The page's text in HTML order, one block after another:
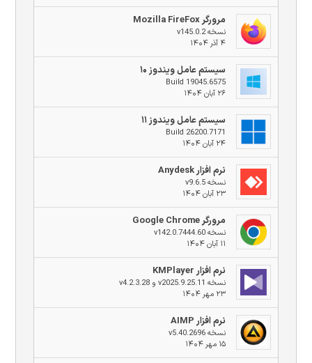
مرورگر Mozilla FireFox
نسخه v145.0.2
۴ آذر ۱۴۰۴
سیستم عامل ویندوز ۱۰
Build 19045.6575
۲۶ آبان ۱۴۰۴
سیستم عامل ویندوز ۱۱
Build 26200.7171
۲۴ آبان ۱۴۰۴
نرم افزار Anydesk
نسخه v9.6.5
۲۳ آبان ۱۴۰۴
مرورگر Google Chrome
نسخه v142.0.7444.60
۱۱ آبان ۱۴۰۴
نرم افزار KMPlayer
نسخه v2025.9.25.11 و v4.2.3.28
۲۳ مهر ۱۴۰۴
نرم افزار AIMP
نسخه v5.40.2696
۱۵ مهر ۱۴۰۴